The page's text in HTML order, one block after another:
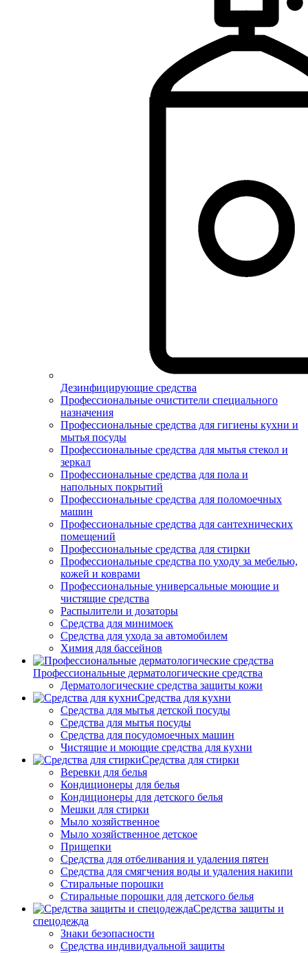
Дезинфицирующие средства
Профессиональные очистители специального
назначения
Профессиональные средства для гигиены кухни и
мытья посуды
Профессиональные средства для мытья стекол и
зеркал
Профессиональные средства для пола и
напольных покрытий
Профессиональные средства для поломоечных
машин
Профессиональные средства для сантехнических
помещений
Профессиональные средства для стирки
Профессиональные средства по уходу за мебелью,
кожей и коврами
Профессиональные универсальные моющие и
чистящие средства
Распылители и дозаторы
Средства для минимоек
Средства для ухода за автомобилем
Химия для бассейнов
Профессиональные дерматологические средства
Дерматологические средства защиты кожи
Средства для кухни
Средства для мытья детской посуды
Средства для мытья посуды
Средства для посудомоечных машин
Чистящие и моющие средства для кухни
Средства для стирки
Веревки для белья
Кондиционеры для белья
Кондиционеры для детского белья
Мешки для стирки
Мыло хозяйственное
Мыло хозяйственное детское
Прищепки
Средства для отбеливания и удаления пятен
Средства для смягчения воды и удаления накипи
Стиральные порошки
Стиральные порошки для детского белья
Средства защиты и
спецодежда
Знаки безопасности
Средства индивидуальной защиты